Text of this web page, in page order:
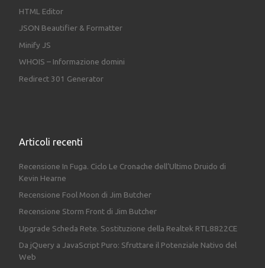
HTML Editor
JSON Beautifier & Formatter
Minify JS
WHOIS – Informazione domini
Redirect 301 Generator
Articoli recenti
Recensione In Fuga. Ciclo Le Cronache dell’Ultimo Druido di
Kevin Hearne
Recensione Fool Moon di Jim Butcher
Recensione Storm Front di Jim Butcher
Upgrade Scheda Rete. Sostituzione della Realtek RTL8822CE
Da jQuery a JavaScript Puro: Sfruttare il Potenziale Nativo del
Web